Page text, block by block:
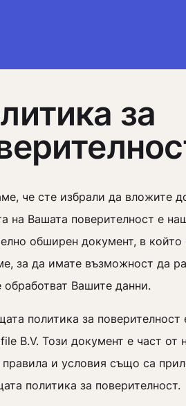
за
че сте избрали да вложите
на Вашата поверителност е
обширен документ, в
за да имате възможност да
обработват Вашите данни.
политика за
B.V. Този документ е част
и условия също са
политика за поверителност.